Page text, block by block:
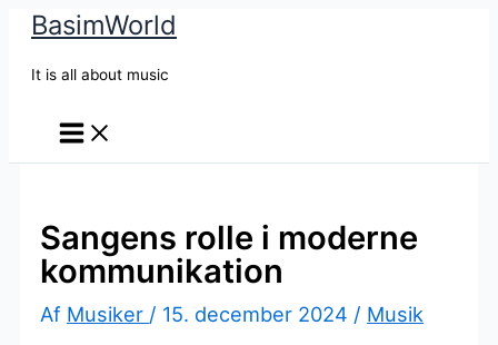
BasimWorld
It is all about music
Sangens rolle i moderne
kommunikation
Af Musiker / 15. december 2024 / Musik